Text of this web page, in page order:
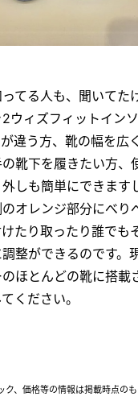
てる人も、聞いてた
ウィズフィットイン
違う方、靴の幅を広
靴下を履きたい方、
しも簡単にできます
オレンジ部分にべり
たり取ったり誰でも
整ができるのです。
ほとんどの靴に搭載
ください。
、価格等の情報は掲載時点のも